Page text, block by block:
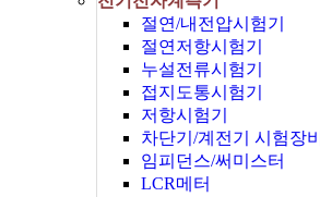
절연/내전압시험기
절연저항시험기
누설전류시험기
접지도통시험기
저항시험기
차단기/계전기 시험장비
임피던스/써미스터
LCR메터